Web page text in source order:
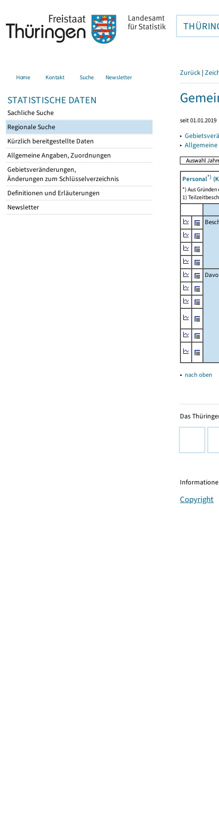
Home Kontakt Suche Newsletter
STATISTISCHE DATEN
Sachliche Suche
Regionale Suche
Kürzlich bereitgestellte Daten
Allgemeine Angaben, Zuordnungen
Gebietsveränderungen,
Änderungen zum Schlüsselverzeichnis
Definitionen und Erläuterungen
Newsletter
Zurück |
seit 01.01.2019
▸
▸
Personal*)
*) Aus
1)
▴ nach oben
Das
Copyright